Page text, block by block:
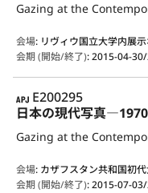
会場: リヴィウ国立大学内展
会期 (開始/終了):2015-04-
APJ
E200295
日本の現代写真
会場: カザフスタン共和国初
会期 (開始/終了):2015-07-